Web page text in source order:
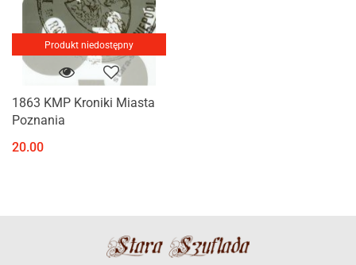
Produkt niedostępny
1863 KMP Kroniki Miasta
Poznania
20.00